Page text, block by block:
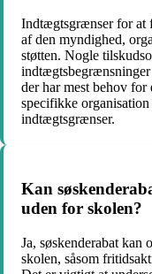
Indtægtsgrænser for at
af den myndighed,
støtten. Nogle
der har mest behov for
specifikke
indtægtsgrænser.
Kan
uden for skolen?
Ja, søskenderabat
skolen, såsom